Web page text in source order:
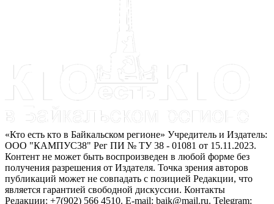
«Кто есть кто в Байкальском регионе» Учредитель и Издатель:
ООО "КАМПУС38" Рег ПИ № ТУ 38 - 01081 от 15.11.2023.
Контент не может быть воспроизведен в любой форме без
получения разрешения от Издателя. Точка зрения авторов
публикаций может не совпадать с позицией Редакции, что
является гарантией свободной дискуссии. Контакты
Редакции: +7(902) 566 4510. E-mail: baik@mail.ru. Telegram: